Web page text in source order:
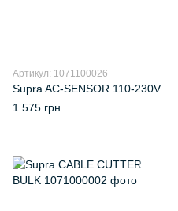
Артикул: 1071100026
Supra AC-SENSOR 110-230V
1 575 грн